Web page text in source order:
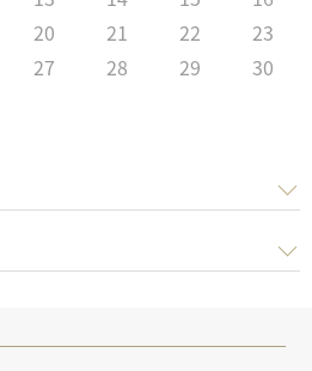
20 21 22
23
27 28 29
30